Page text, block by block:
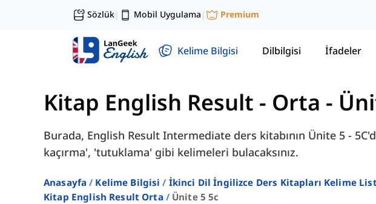
Sözlük| Mobil Uygulama | Premium
Kelime Bilgisi Dilbilgisi İfadeler
Kitap English Result - Orta -
Burada, English Result Intermediate ders kitabının Ünite 5 -
kaçırma', 'tutuklama' gibi kelimeleri bulacaksınız.
Anasayfa Kelime Bilgisi
İkinci Dil İngilizce Ders Kitapları Kelime
Kitap English Result Orta
Ünite 5 5c